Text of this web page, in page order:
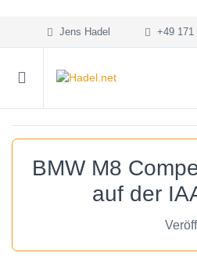
Jens Hadel +49 171
BMW M8
auf der